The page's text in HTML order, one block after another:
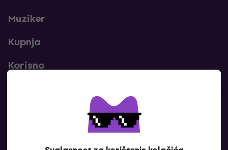
Muziker
Kupnja
Korisno
Kontakti
Javi nam se